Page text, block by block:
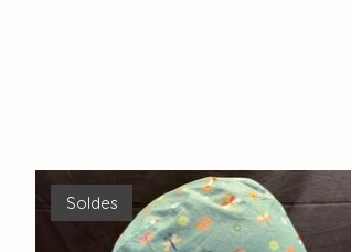
Articles du carrousel de produits
Soldes